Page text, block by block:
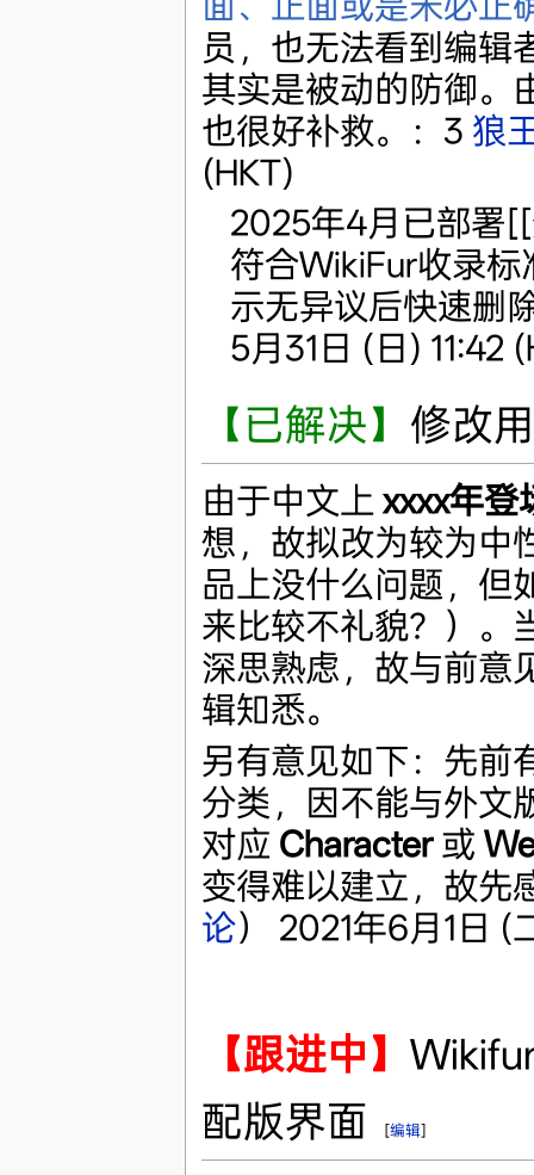
员，也无法看到编辑
其实是被动的防御。
也很好补救。：3 狼
(HKT)
2025年4月已部署
符合WikiFur收录
示无异议后快速删
5月31日 (日) 11:42
【已解决】 修改
由于中文上 xxxx年登
想，故拟改为较为中
品上没什么问题，但
来比较不礼貌？）。
深思熟虑，故与前意
辑知悉。
另有意见如下：先前
分类，因不能与外文
对应 Character或
变得难以建立，故先
论） 2021年6月1日 (
【跟进中】
配版界面
[编辑]